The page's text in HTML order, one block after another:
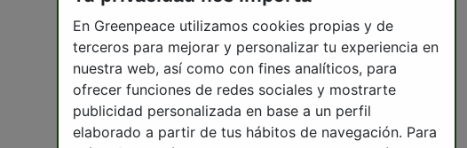
En Greenpeace utilizamos cookies propias y de
terceros para mejorar y personalizar tu experiencia en
nuestra web, así como con fines analíticos, para
ofrecer funciones de redes sociales y mostrarte
publicidad personalizada en base a un perfil
elaborado a partir de tus hábitos de navegación. Para